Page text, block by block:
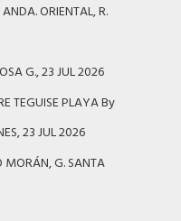
ORIENTAL, R.
G., 23 JUL 2026
TEGUISE PLAYA By
23 JUL 2026
MORÁN, G. SANTA